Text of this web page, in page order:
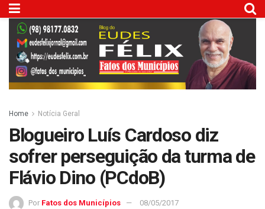
Home Notícia Geral
Blogueiro Luís Cardoso diz
sofrer perseguição da turma de
Flávio Dino (PCdoB)
Por Fatos dos Municípios 08/05/2017